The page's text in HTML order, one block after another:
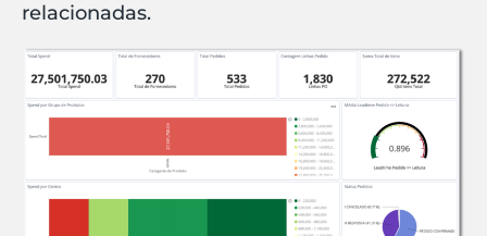
relacionadas.